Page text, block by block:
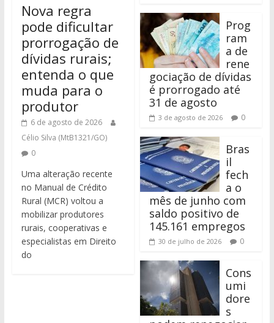
Nova regra
pode dificultar
prorrogação de
dívidas rurais;
entenda o que
muda para o
produtor
6 de agosto de 2026
Célio Silva (MtB1321/GO)
0
Uma alteração recente
no Manual de Crédito
Rural (MCR) voltou a
mobilizar produtores
rurais, cooperativas e
especialistas em Direito
do
Prog
ram
a de
rene
gociação de dívidas
é prorrogado até
31 de agosto
3 de agosto de 2026 0
Bras
il
fech
a o
mês de junho com
saldo positivo de
145.161 empregos
30 de julho de 2026 0
Cons
umi
dore
s